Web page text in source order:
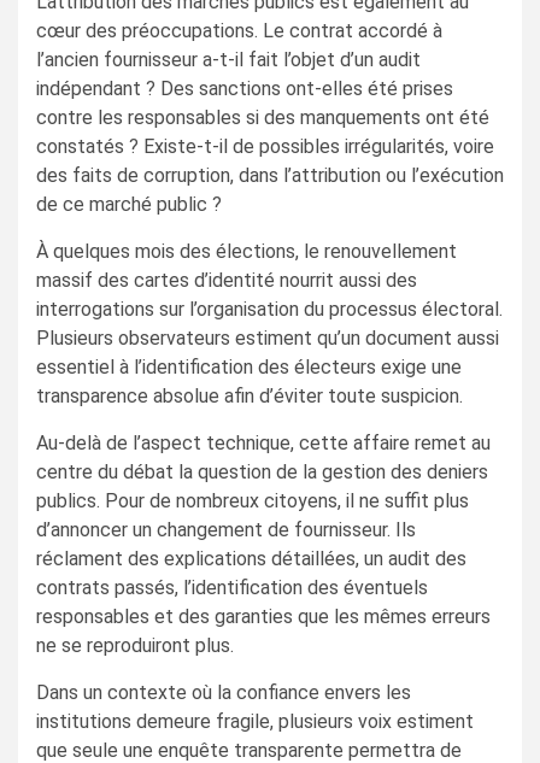
cœur des préoccupations. Le contrat accordé à
l’ancien fournisseur a-t-il fait l’objet d’un audit
indépendant ? Des sanctions ont-elles été prises
contre les responsables si des manquements ont été
constatés ? Existe-t-il de possibles irrégularités, voire
des faits de corruption, dans l’attribution ou l’exécution
de ce marché public ?
À quelques mois des élections, le renouvellement
massif des cartes d’identité nourrit aussi des
interrogations sur l’organisation du processus électoral.
Plusieurs observateurs estiment qu’un document aussi
essentiel à l’identification des électeurs exige une
transparence absolue afin d’éviter toute suspicion.
Au-delà de l’aspect technique, cette affaire remet au
centre du débat la question de la gestion des deniers
publics. Pour de nombreux citoyens, il ne suffit plus
d’annoncer un changement de fournisseur. Ils
réclament des explications détaillées, un audit des
contrats passés, l’identification des éventuels
responsables et des garanties que les mêmes erreurs
ne se reproduiront plus.
Dans un contexte où la confiance envers les
institutions demeure fragile, plusieurs voix estiment
que seule une enquête transparente permettra de